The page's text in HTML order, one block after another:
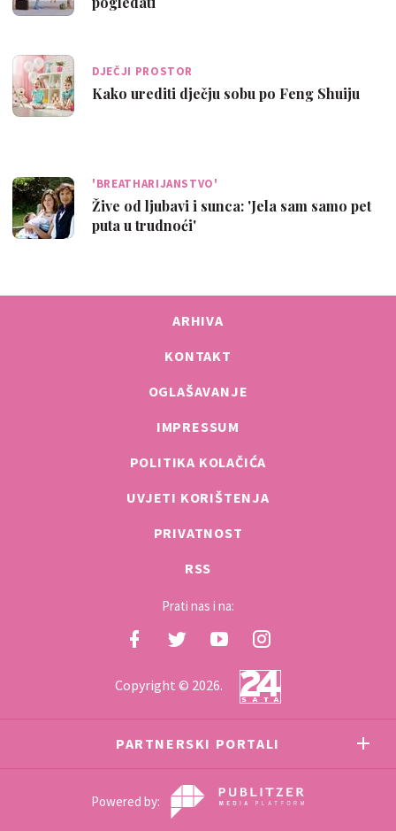
DJEČJI PROSTOR
Kako urediti dječju sobu po Feng Shuiju
'BREATHARIJANSTVO'
Žive od ljubavi i sunca: 'Jela sam samo pet
puta u trudnoći'
ARHIVA
KONTAKT
OGLAŠAVANJE
IMPRESSUM
POLITIKA KOLAČIĆA
UVJETI KORIŠTENJA
PRIVATNOST
RSS
Prati nas i na:
Copyright © 2026.
PARTNERSKI PORTALI
Powered by: